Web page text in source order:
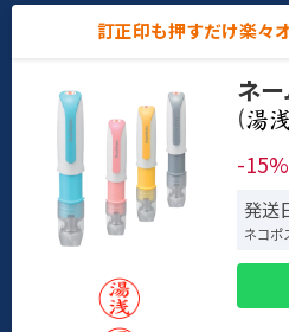
訂正印も押すだけ楽々
ネ
(
-15%
発送
ネコポ